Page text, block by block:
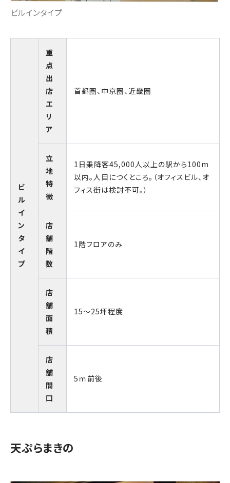
ビルインタイプ
ビ
ル
イ
ン
タ
イ
プ
重
点
出
店
エ
リ
ア
首都圏、中京圏、近畿圏
立
地
特
徴
1日乗降客45,000人以上の駅から100m
以内。人目につくところ。（オフィスビル、オ
フィス街は検討不可。）
店
舗
階
数
1階フロアのみ
店
舗
面
積
15～25坪程度
店
舗
間
口
5ｍ前後
天ぷらまきの